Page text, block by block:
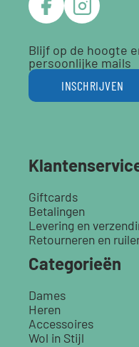
Blijf op de hoogte
persoonlijke mails
INSCHRIJVEN
Giftcards
Betalingen
Levering en
Retourneren en
Categorieën
Dames
Heren
Accessoires
Wol in Stijl